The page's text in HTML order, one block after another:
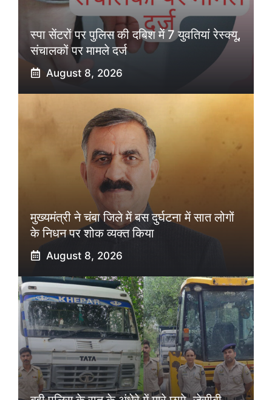
स्पा सेंटरों पर पुलिस की दबिश में 7 युवतियां रेस्क्यू,
संचालकों पर मामले दर्ज
August 8, 2026
मुख्यमंत्री ने चंबा जिले में बस दुर्घटना में सात लोगों
के निधन पर शोक व्यक्त किया
August 8, 2026